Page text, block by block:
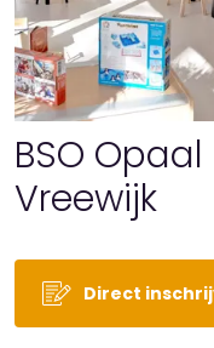
BSO
Vreewijk
Direct